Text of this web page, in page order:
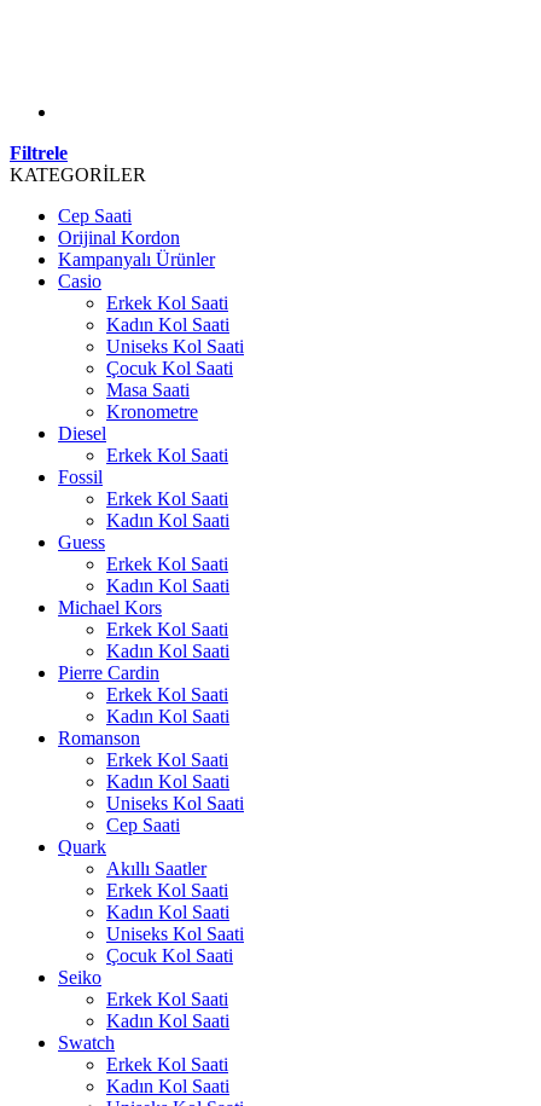
Filtrele
KATEGORİLER
Cep Saati
Orijinal Kordon
Kampanyalı Ürünler
Casio
Erkek Kol Saati
Kadın Kol Saati
Uniseks Kol Saati
Çocuk Kol Saati
Masa Saati
Kronometre
Diesel
Erkek Kol Saati
Fossil
Erkek Kol Saati
Kadın Kol Saati
Guess
Erkek Kol Saati
Kadın Kol Saati
Michael Kors
Erkek Kol Saati
Kadın Kol Saati
Pierre Cardin
Erkek Kol Saati
Kadın Kol Saati
Romanson
Erkek Kol Saati
Kadın Kol Saati
Uniseks Kol Saati
Cep Saati
Quark
Akıllı Saatler
Erkek Kol Saati
Kadın Kol Saati
Uniseks Kol Saati
Çocuk Kol Saati
Seiko
Erkek Kol Saati
Kadın Kol Saati
Swatch
Erkek Kol Saati
Kadın Kol Saati